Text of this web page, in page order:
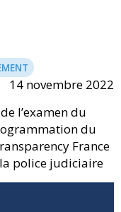
14 novembre 2022
l’examen du
du
France
police judiciaire